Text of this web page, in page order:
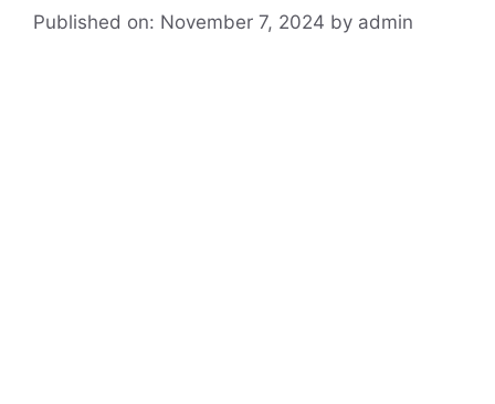
Published on: November 7, 2024 by admin